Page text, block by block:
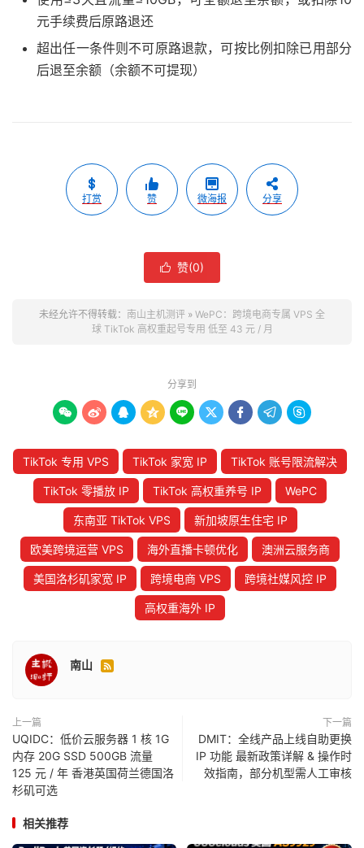
元手续费后原路退还
超出任一条件则不可原路退款，可按比例扣除已用部分
后退至余额（余额不可提现）
打赏 赞 微海报 分享
 赞(0)
未经允许不得转载： 南山主机测评 » WePC：跨境电商专属 VPS 全
球 TikTok 高权重起号专用 低至 43 元 / 月
分享到
        
TikTok 专用 VPS TikTok 家宽 IP TikTok 账号限流解决
TikTok 零播放 IP TikTok 高权重养号 IP WePC
东南亚 TikTok VPS 新加坡原生住宅 IP
欧美跨境运营 VPS 海外直播卡顿优化 澳洲云服务商
美国洛杉矶家宽 IP 跨境电商 VPS 跨境社媒风控 IP
高权重海外 IP
南山 
上一篇
UQIDC：低价云服务器 1 核 1G
内存 20G SSD 500GB 流量
125 元 / 年 香港英国荷兰德国洛
杉矶可选
下一篇
DMIT：全线产品上线自助更换
IP 功能 最新政策详解 & 操作时
效指南，部分机型需人工审核
相关推荐